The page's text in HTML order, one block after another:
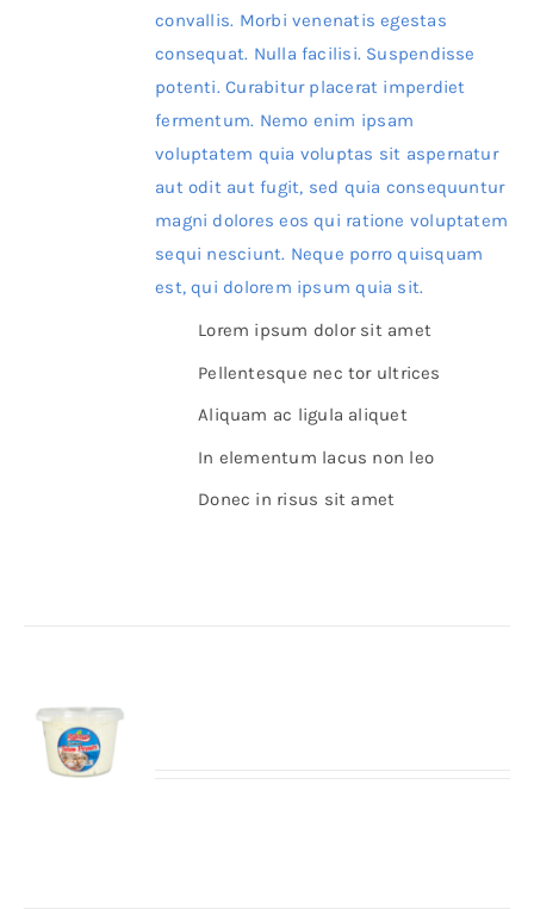
convallis. Morbi venenatis egestas
consequat. Nulla facilisi. Suspendisse
potenti. Curabitur placerat imperdiet
fermentum. Nemo enim ipsam
voluptatem quia voluptas sit aspernatur
aut odit aut fugit, sed quia consequuntur
magni dolores eos qui ratione voluptatem
sequi nesciunt. Neque porro quisquam
est, qui dolorem ipsum quia sit.
Lorem ipsum dolor sit amet
Pellentesque nec tor ultrices
Aliquam ac ligula aliquet
In elementum lacus non leo
Donec in risus sit amet